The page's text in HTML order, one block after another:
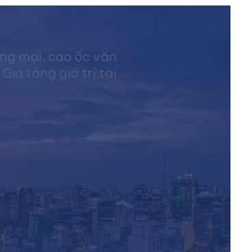
mại, cao ốc văn
Gia tăng giá trị tài